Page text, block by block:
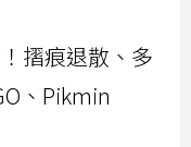
摺痕退散、多
、Pikmin